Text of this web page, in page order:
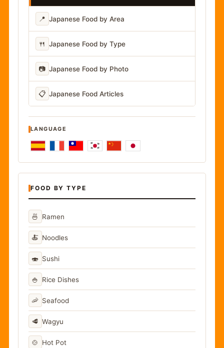
📍 Japanese Food by Area
🍴 Japanese Food by Type
📷 Japanese Food by Photo
📋 Japanese Food Articles
LANGUAGE
FOOD BY TYPE
🍜 Ramen
🍝 Noodles
🍣 Sushi
🍚 Rice Dishes
🦐 Seafood
🥩 Wagyu
🍲 Hot Pot